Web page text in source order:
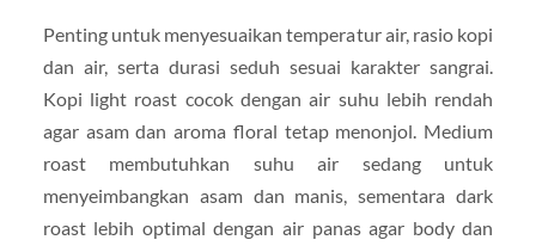
Penting untuk menyesuaikan temperatur air, rasio kopi
dan air, serta durasi seduh sesuai karakter sangrai.
Kopi light roast cocok dengan air suhu lebih rendah
agar asam dan aroma floral tetap menonjol. Medium
roast membutuhkan suhu air sedang untuk
menyeimbangkan asam dan manis, sementara dark
roast lebih optimal dengan air panas agar body dan